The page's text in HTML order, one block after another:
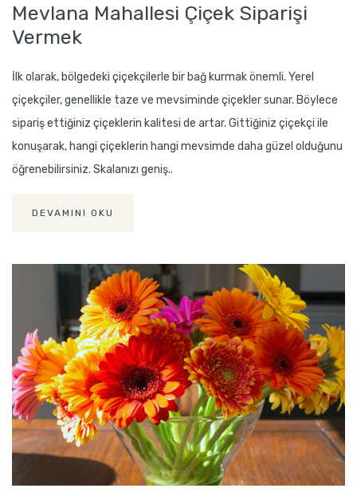
Mevlana Mahallesi Çiçek Siparişi
Vermek
İlk olarak, bölgedeki çiçekçilerle bir bağ kurmak önemli. Yerel
çiçekçiler, genellikle taze ve mevsiminde çiçekler sunar. Böylece
sipariş ettiğiniz çiçeklerin kalitesi de artar. Gittiğiniz çiçekçi ile
konuşarak, hangi çiçeklerin hangi mevsimde daha güzel olduğunu
öğrenebilirsiniz. Skalanızı geniş..
DEVAMINI OKU